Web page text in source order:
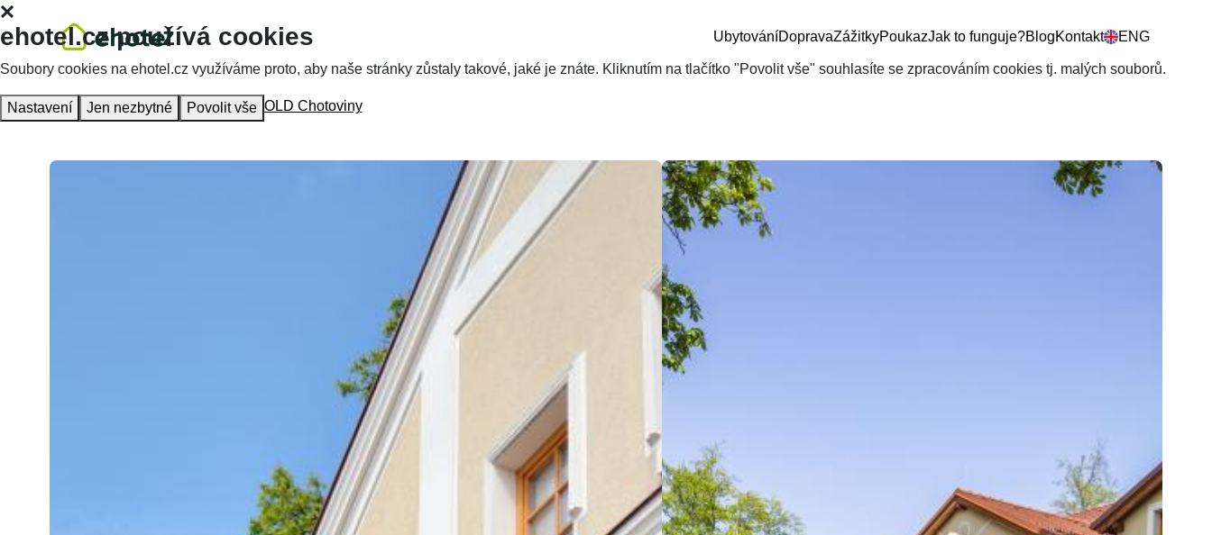
UbytováníDopravaZážitkyPoukazJak to funguje?BlogKontakt ENG
Hlavní stránka Ubytování Hotel GOLD Chotoviny
ehotel.cz používá cookies
Soubory cookies na ehotel.cz využíváme proto, aby naše stránky zůstaly takové, jaké je znáte. Kliknutím na tlačítko "Povolit vše" souhlasíte se zpracováním cookies tj. malých souborů.
Nastavení Jen nezbytné Povolit vše